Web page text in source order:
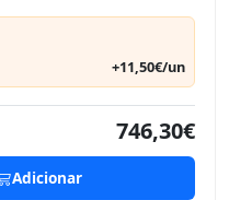
+11,50€/un
746,30€
Adicionar